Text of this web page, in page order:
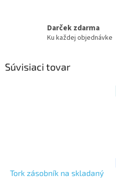
Darček zdarma
Ku každej objednávke
Súvisiaci tovar
Tork zásobník na skladaný